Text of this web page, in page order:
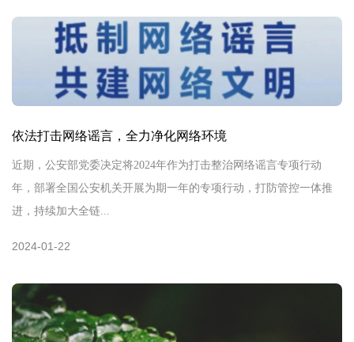
依法打击网络谣言，全力净化网络环境
近期，公安部党委决定将2024年作为打击整治网络谣言专项行动
年，部署全国公安机关开展为期一年的专项行动，打防管控一体推
进，持续加大全链...
2024-01-22